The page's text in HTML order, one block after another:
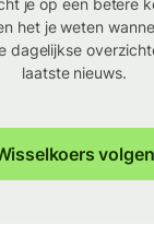
je op een betere
het je weten
dagelijkse
laatste nieuws.
volgen